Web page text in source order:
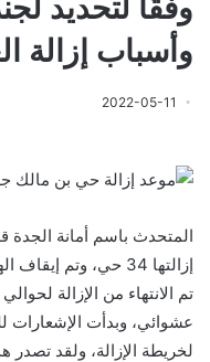
وفقًا لتحديد
وأسباب إزالة
2022-05-11
المتحدث باسم أمانة الجدة
إزالتها 34 حي، وتم
عشوائي، وبدأت الإشعارات
لخريطة الإزالة، ولقد تصدر